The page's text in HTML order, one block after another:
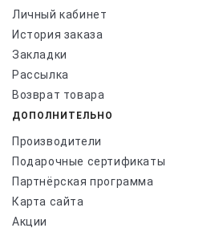
Личный кабинет
История заказа
Закладки
Рассылка
Возврат товара
ДОПОЛНИТЕЛЬНО
Производители
Подарочные сертификаты
Партнёрская программа
Карта сайта
Акции